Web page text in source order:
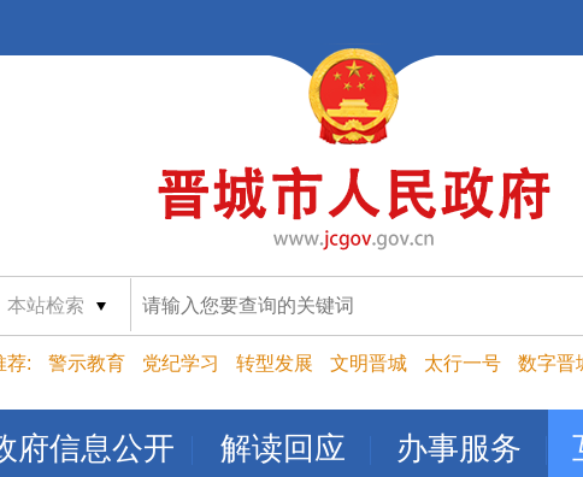
本站检索
荐: 警示教育 党纪学习 转型发展 文明晋城 太行一号 数字晋
府信息公开 解读回应 办事服务